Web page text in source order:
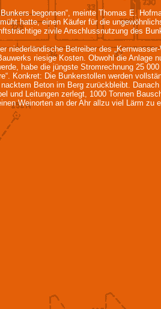
begonnen“, meinte Thomas E.
hatte, einen Käufer für die
zivile Anschlussnutzung des
niederländische Betreiber des
riesige Kosten. Obwohl die
habe die jüngste Stromrechnung 25
Konkret: Die Bunkerstollen werden
Beton im Berg zurückbleibt.
und Leitungen zerlegt, 1000 Tonnen
Weinorten an der Ahr allzu viel Lärm